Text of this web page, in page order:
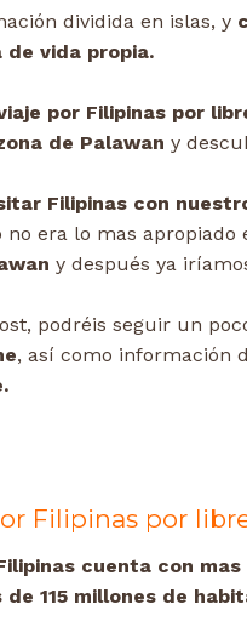
dividida en islas, y
de vida propia.
por Filipinas por
de Palawan y
Filipinas con
era lo mas apropiado
y después ya
podréis seguir un
, así como información
Filipinas por
cuenta con
de 115 millones de